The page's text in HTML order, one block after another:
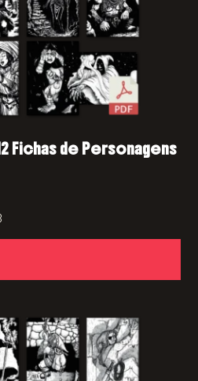
Fichas de Personagens